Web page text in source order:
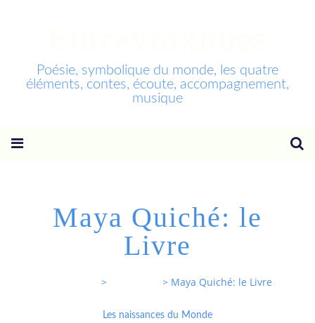
Poésie, symbolique du monde, les quatre
éléments, contes, écoute, accompagnement,
musique
Maya Quiché: le
Livre
> > Maya Quiché: le Livre
Les naissances du Monde